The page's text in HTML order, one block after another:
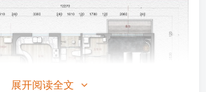
展开阅读全文